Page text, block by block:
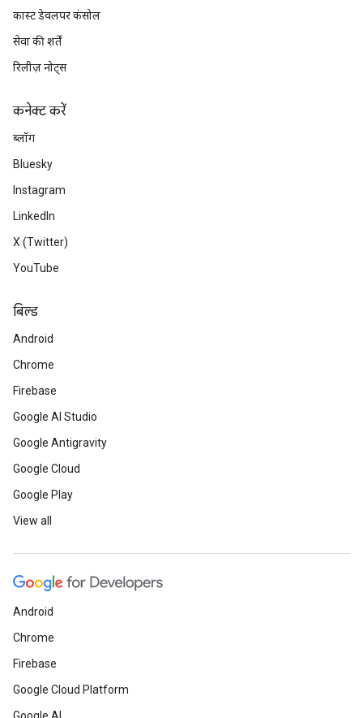
कास्ट डेवलपर कंसोल
सेवा की शर्तें
रिलीज़ नोट्स
कनेक्ट करें
ब्लॉग
Bluesky
Instagram
LinkedIn
X (Twitter)
YouTube
बिल्ड
Android
Chrome
Firebase
Google AI Studio
Google Antigravity
Google Cloud
Google Play
View all
Android
Chrome
Firebase
Google Cloud Platform